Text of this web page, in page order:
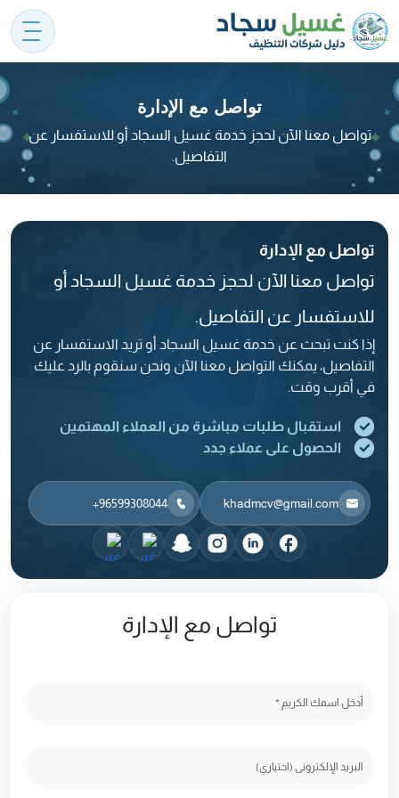
تواصل مع الإدارة
تواصل معنا الآن لحجز خدمة غسيل السجاد أو للاستفسار عن
التفاصيل.
تواصل مع الإدارة
تواصل معنا الآن لحجز خدمة غسيل السجاد أو
للاستفسار عن التفاصيل.
إذا كنت تبحث عن خدمة غسيل السجاد أو تريد الاستفسار عن
التفاصيل، يمكنك التواصل معنا الآن ونحن سنقوم بالرد عليك
في أقرب وقت.
استقبال طلبات مباشرة من العملاء المهتمين
الحصول على عملاء جدد
khadmcv@gmail.com
‎+96599308044
تواصل مع الإدارة